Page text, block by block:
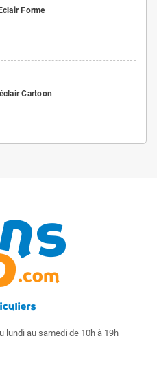
Forme
Cartoon
lundi au samedi de 10h à 19h